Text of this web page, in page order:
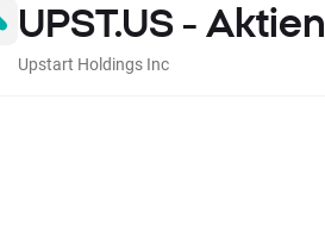
UPST.US - Aktien
Upstart Holdings Inc